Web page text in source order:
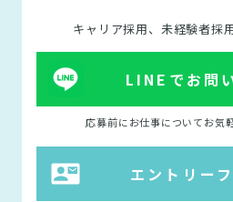
キャリア採用、未経験者採
LINEでお問
応募前にお仕事についてお気
エントリー